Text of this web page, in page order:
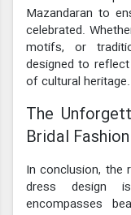
Mazandaran to
celebrated.
motifs, or
designed to
of cultural heritage.
The
Bridal Fashion
In conclusion, the
dress design
encompasses